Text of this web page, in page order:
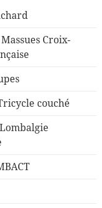
Croix-
couché